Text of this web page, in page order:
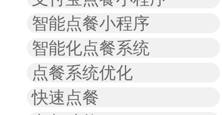
智能点餐小程序
智能化点餐系统
点餐系统优化
快速点餐